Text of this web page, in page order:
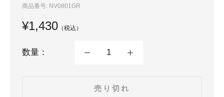
商品番号: NV0801GR
¥1,430 （税込）
数量：
売り切れ